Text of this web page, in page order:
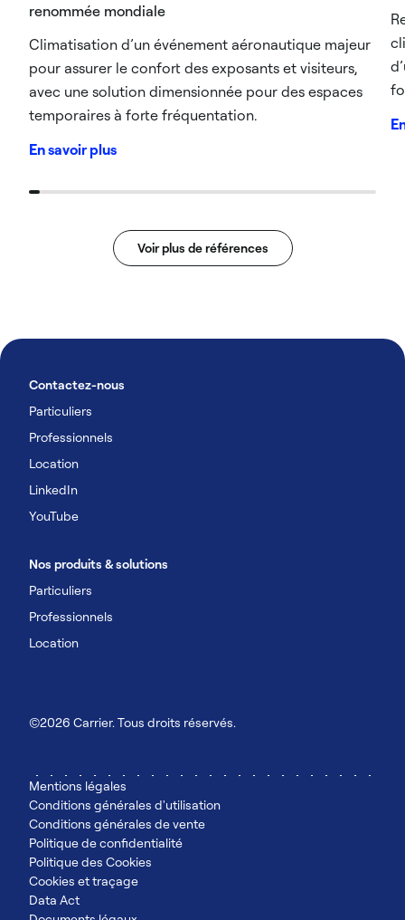
renommée mondiale​
Climatisation d’un événement aéronautique majeur
pour assurer le confort des exposants et visiteurs,
avec une solution dimensionnée pour des espaces
temporaires à forte fréquentation.
En savoir plus
Voir plus de références
Contactez-nous
Particuliers
Professionnels
Location
LinkedIn
YouTube
Nos produits & solutions
Particuliers
Professionnels
Location
©2026 Carrier. Tous droits réservés.
Mentions légales
Conditions générales d'utilisation
Conditions générales de vente
Politique de confidentialité
Politique des Cookies
Cookies et traçage
Data Act